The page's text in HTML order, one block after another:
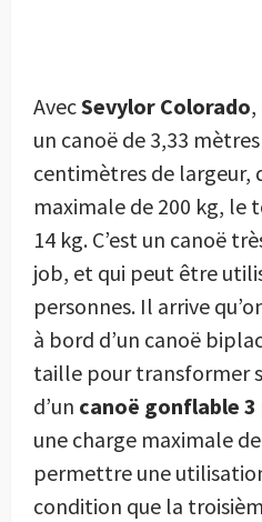
AvecSevylor Colorado
un canoë de 3,33
centimètres de largeur,
maximale de 200 kg, le
14 kg. C’est un canoë
job, et qui peut être
personnes. Il arrive
à bord d’un canoë
taille pour transformer
d’un canoë gonflable 3
une charge maximale
permettre une
condition que la